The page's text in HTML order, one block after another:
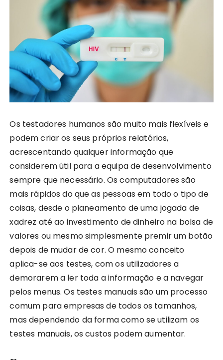
Os testadores humanos são muito mais flexíveis e
podem criar os seus próprios relatórios,
acrescentando qualquer informação que
considerem útil para a equipa de desenvolvimento
sempre que necessário. Os computadores são
mais rápidos do que as pessoas em todo o tipo de
coisas, desde o planeamento de uma jogada de
xadrez até ao investimento de dinheiro na bolsa de
valores ou mesmo simplesmente premir um botão
depois de mudar de cor. O mesmo conceito
aplica-se aos testes, com os utilizadores a
demorarem a ler toda a informação e a navegar
pelos menus. Os testes manuais são um processo
comum para empresas de todos os tamanhos,
mas dependendo da forma como se utilizam os
testes manuais, os custos podem aumentar.